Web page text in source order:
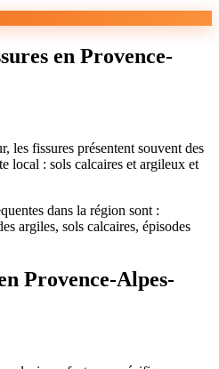
en Provence-
les fissures présentent souvent des
local : sols calcaires et argileux et
dans la région sont :
argiles, sols calcaires, épisodes
Provence-Alpes-